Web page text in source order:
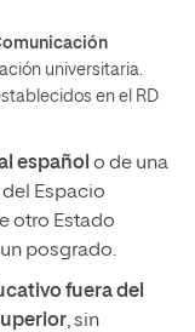
universitaria.
en el RD
español o de una
Espacio
otro Estado
posgrado.
fuera del
, sin